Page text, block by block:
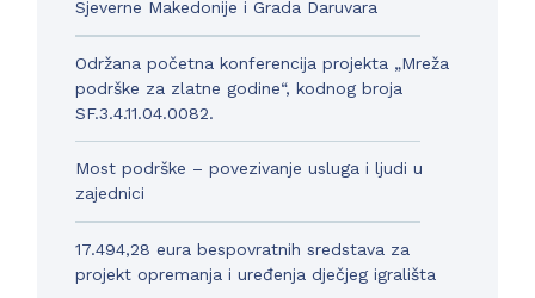
Sjeverne Makedonije i Grada Daruvara
Održana početna konferencija projekta „Mreža
podrške za zlatne godine“, kodnog broja
SF.3.4.11.04.0082.
Most podrške – povezivanje usluga i ljudi u
zajednici
17.494,28 eura bespovratnih sredstava za
projekt opremanja i uređenja dječjeg igrališta